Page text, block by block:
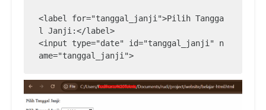
<label for="tanggal_janji">Pilih Tangga
l Janji:</label>
<input type="date" id="tanggal_janji" n
ame="tanggal_janji">